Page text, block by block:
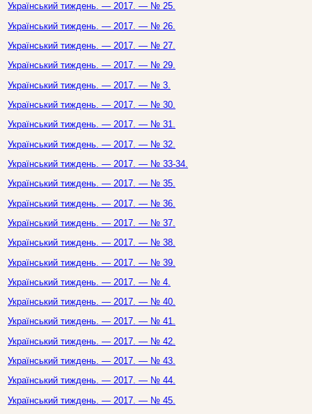
Український тиждень. — 2017. — № 25.
Український тиждень. — 2017. — № 26.
Український тиждень. — 2017. — № 27.
Український тиждень. — 2017. — № 29.
Український тиждень. — 2017. — № 3.
Український тиждень. — 2017. — № 30.
Український тиждень. — 2017. — № 31.
Український тиждень. — 2017. — № 32.
Український тиждень. — 2017. — № 33-34.
Український тиждень. — 2017. — № 35.
Український тиждень. — 2017. — № 36.
Український тиждень. — 2017. — № 37.
Український тиждень. — 2017. — № 38.
Український тиждень. — 2017. — № 39.
Український тиждень. — 2017. — № 4.
Український тиждень. — 2017. — № 40.
Український тиждень. — 2017. — № 41.
Український тиждень. — 2017. — № 42.
Український тиждень. — 2017. — № 43.
Український тиждень. — 2017. — № 44.
Український тиждень. — 2017. — № 45.